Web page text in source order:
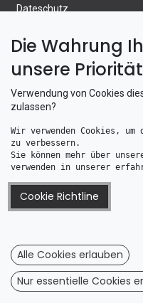
Dateschutz
Wiederrufsformular
Altölentsorgung
Batterieverordnung
Telefonzeiten
Wie bestellen Sie bei uns
Versand & Zahlung
WEEE Registrierung
Boot & Motor UG
Die Wahrung
unsere
Verwendung von Cookies
zulassen?
Wir verwenden Cookies,
zu verbessern.
Sie können mehr über
verwenden in unserer
Cookie Richtline
Alle Cookies erlauben
Nur essentielle Cookies